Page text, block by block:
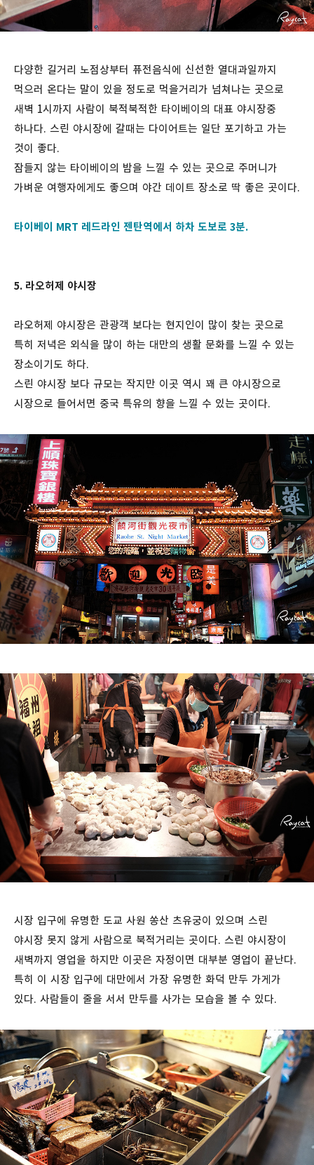
다양한 길거리 노점상부터 퓨전음식에 신선한 열대과일까지
먹으러 온다는 말이 있을 정도로 먹을거리가 넘쳐나는 곳으로
새벽 1시까지 사람이 북적북적한 타이베이의 대표 야시장중
하나다. 스린 야시장에 갈때는 다이어트는 일단 포기하고 가는
것이 좋다.
잠들지 않는 타이베이의 밤을 느낄 수 있는 곳으로 주머니가
가벼운 여행자에게도 좋으며 야간 데이트 장소로 딱 좋은 곳이다.
타이베이 MRT 레드라인 젠탄역에서 하차 도보로 3분.
5. 라오허제 야시장
라오허제 야시장은 관광객 보다는 현지인이 많이 찾는 곳으로
특히 저녁은 외식을 많이 하는 대만의 생활 문화를 느낄 수 있는
장소이기도 하다.
스린 야시장 보다 규모는 작지만 이곳 역시 꽤 큰 야시장으로
시장으로 들어서면 중국 특유의 향을 느낄 수 있는 곳이다.
시장 입구에 유명한 도교 사원 쏭산 츠유궁이 있으며 스린
야시장 못지 않게 사람으로 북적거리는 곳이다. 스린 야시장이
새벽까지 영업을 하지만 이곳은 자정이면 대부분 영업이 끝난다.
특히 이 시장 입구에 대만에서 가장 유명한 화덕 만두 가게가
있다. 사람들이 줄을 서서 만두를 사가는 모습을 볼 수 있다.